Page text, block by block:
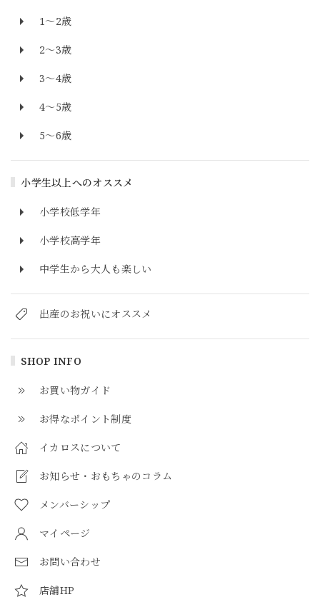
1～2歳
2～3歳
3～4歳
4～5歳
5～6歳
小学生以上へのオススメ
小学校低学年
小学校高学年
中学生から大人も楽しい
出産のお祝いにオススメ
SHOP INFO
お買い物ガイド
お得なポイント制度
イカロスについて
お知らせ・おもちゃのコラム
メンバーシップ
マイページ
お問い合わせ
店舗HP